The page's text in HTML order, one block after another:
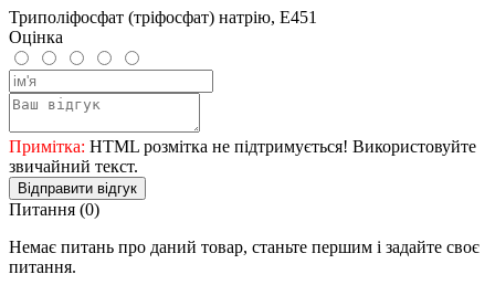
Триполіфосфат (тріфосфат) натрію, Е451
Оцінка
Примітка: HTML розмітка не підтримується! Використовуйте
звичайний текст.
Відправити відгук
Питання (0)
Немає питань про даний товар, станьте першим і задайте своє
питання.